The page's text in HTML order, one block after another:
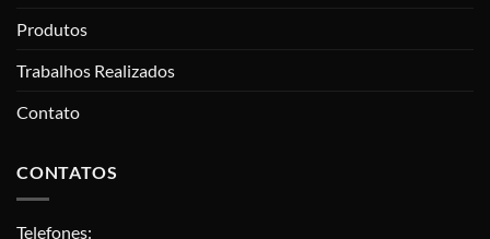
Produtos
Trabalhos Realizados
Contato
CONTATOS
Telefones: